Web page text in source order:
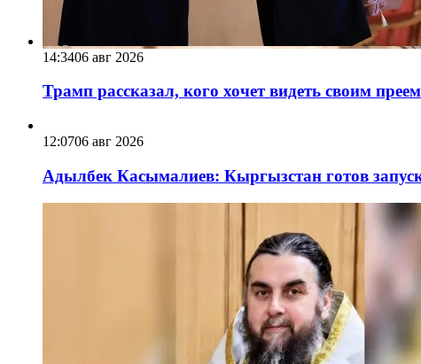
14:3406 авг 2026
Трамп рассказал, кого хочет видеть своим
12:0706 авг 2026
Адылбек Касымалиев: Кыргызстан готов